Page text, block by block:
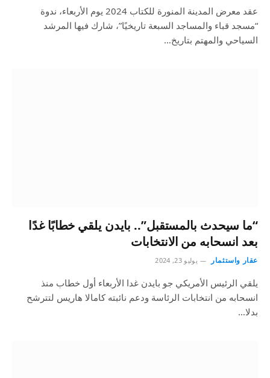
عقد معرض المدينة المنورة للكتاب 2024 يوم الأربعاء، ندوة
“مسجد قباء والمساجد السبعة تاريخيًا”، شارك فيها المرشد
السياحي والمهتم بتاريخ…
“ما سيحدث بالمستقبل”.. بايدن يلقي خطابًا غدًا
بعد انسحابه من الانتخابات
عقار واستثمار يوليو 23, 2024
يلقي الرئيس الأمريكي جو بايدن غدا الأربعاء أول خطاب منذ
انسحابه من انتخابات الرئاسة ودعم نائبته كامالا هاريس لتترشح
بدلا…